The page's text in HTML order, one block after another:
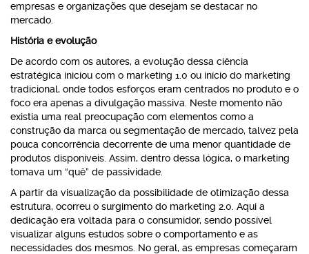
empresas e organizações que desejam se destacar no
mercado.
História e evolução
De acordo com os autores, a evolução dessa ciência
estratégica iniciou com o marketing 1.0 ou início do marketing
tradicional, onde todos esforços eram centrados no produto e o
foco era apenas a divulgação massiva. Neste momento não
existia uma real preocupação com elementos como a
construção da marca ou segmentação de mercado, talvez pela
pouca concorrência decorrente de uma menor quantidade de
produtos disponíveis. Assim, dentro dessa lógica, o marketing
tomava um “quê” de passividade.
A partir da visualização da possibilidade de otimização dessa
estrutura, ocorreu o surgimento do marketing 2.0. Aqui a
dedicação era voltada para o consumidor, sendo possível
visualizar alguns estudos sobre o comportamento e as
necessidades dos mesmos. No geral, as empresas começaram